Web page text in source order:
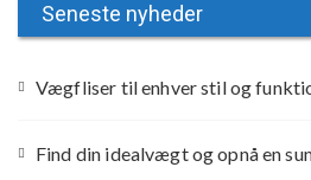
Seneste nyheder
Vægfliser til enhver stil og
Find din idealvægt og opnå en